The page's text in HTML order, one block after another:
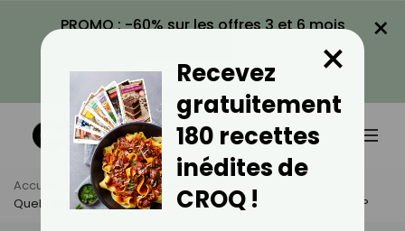
PROMO : -60% sur les offres 3 et 6 mois
VOIR LA PROMO
×
Accueil Actus
Astuces Culinaires
Quel Type De Pommes De Terre Choisir Pour Une Tartiflette ?
Recevez
gratuitement
180 recettes
inédites de
CROQ !
×